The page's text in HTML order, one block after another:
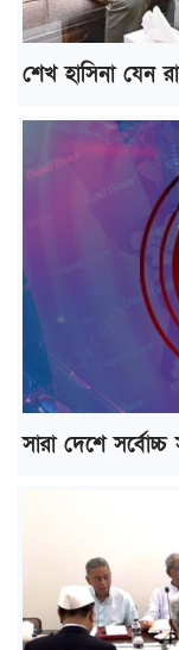
শেখ হাসিনা যেন
সারা দেশে